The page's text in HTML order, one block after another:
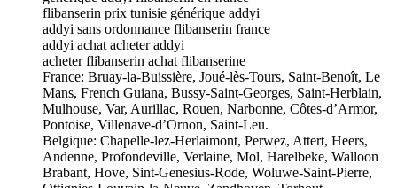
flibanserin prix tunisie générique addyi
addyi sans ordonnance flibanserin france
addyi achat acheter addyi
acheter flibanserin achat flibanserine
France: Bruay-la-Buissière, Joué-lès-Tours, Saint-Benoît, Le
Mans, French Guiana, Bussy-Saint-Georges, Saint-Herblain,
Mulhouse, Var, Aurillac, Rouen, Narbonne, Côtes-d’Armor,
Pontoise, Villenave-d’Ornon, Saint-Leu.
Belgique: Chapelle-lez-Herlaimont, Perwez, Attert, Heers,
Andenne, Profondeville, Verlaine, Mol, Harelbeke, Walloon
Brabant, Hove, Sint-Genesius-Rode, Woluwe-Saint-Pierre,